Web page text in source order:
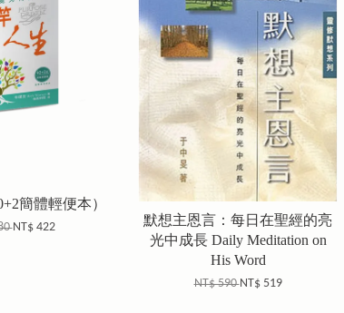
簡體輕便本）
NT$ 422
默想主恩言：每日在聖經的亮
光中成長 Daily Meditation on
His Word
NT$ 590NT$ 519